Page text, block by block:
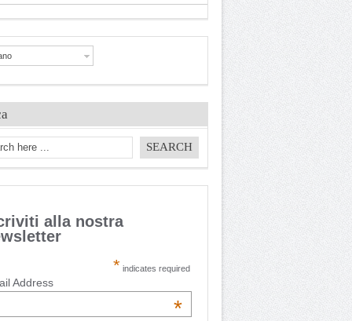
alla nostra
* indicates required
Address
*